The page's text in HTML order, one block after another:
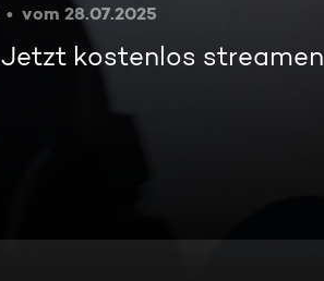
vom 28.07.2025
Jetzt kostenlos streamen